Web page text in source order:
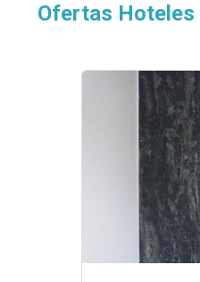
Ofertas Hoteles